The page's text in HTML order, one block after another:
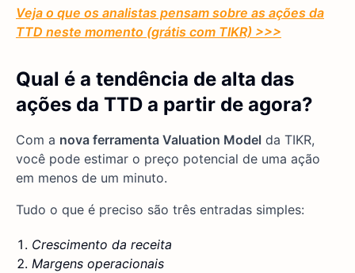
Veja o que os analistas pensam sobre as ações da
TTD neste momento (grátis com TIKR) >>>
Qual é a tendência de alta das
ações da TTD a partir de agora?
Com a nova ferramenta Valuation Model da TIKR,
você pode estimar o preço potencial de uma ação
em menos de um minuto.
Tudo o que é preciso são três entradas simples:
Crescimento da receita
Margens operacionais